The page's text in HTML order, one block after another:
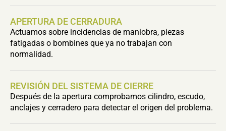
APERTURA DE CERRADURA
Actuamos sobre incidencias de maniobra, piezas
fatigadas o bombines que ya no trabajan con
normalidad.
REVISIÓN DEL SISTEMA DE CIERRE
Después de la apertura comprobamos cilindro, escudo,
anclajes y cerradero para detectar el origen del problema.